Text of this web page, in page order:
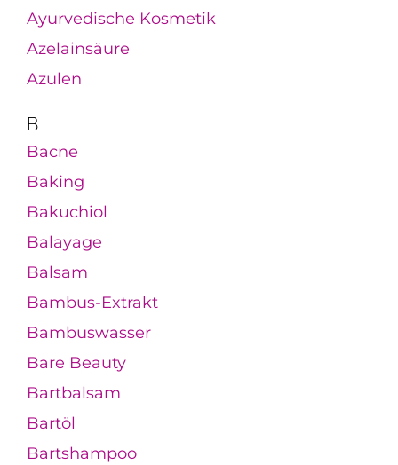
Ayurvedische Kosmetik
Azelainsäure
Azulen
B
Bacne
Baking
Bakuchiol
Balayage
Balsam
Bambus-Extrakt
Bambuswasser
Bare Beauty
Bartbalsam
Bartöl
Bartshampoo